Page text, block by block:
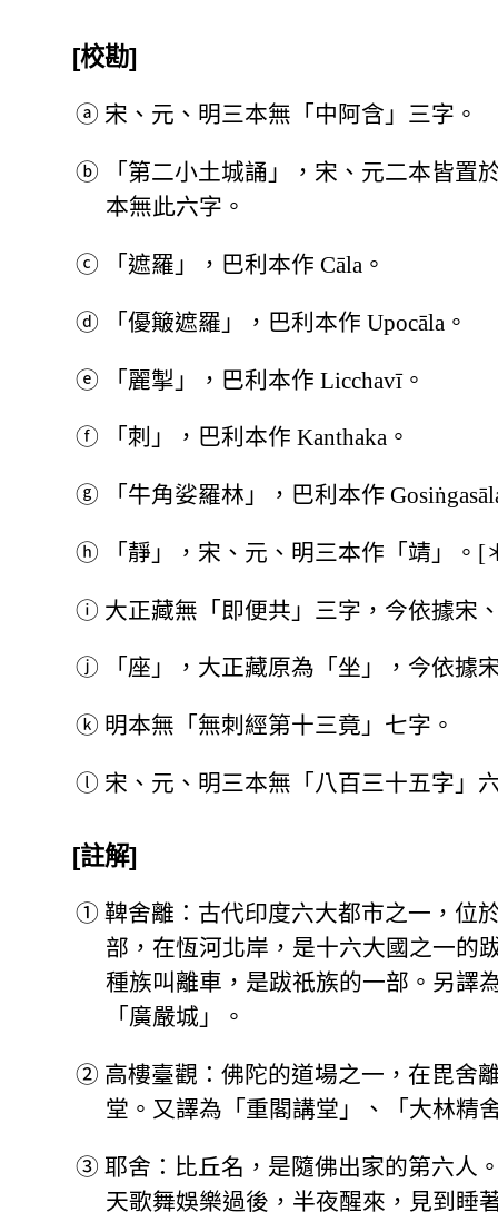
[校勘]
ⓐ 宋、元、明三本無「中阿含」三字。
ⓑ
「第二小土城誦」，宋、元二本皆置
本無此六字。
ⓒ 「遮羅」，巴利本作 Cāla。
ⓓ 「優簸遮羅」，巴利本作 Upocāla。
ⓔ 「麗掣」，巴利本作 Licchavī。
ⓕ 「刺」，巴利本作 Kanthaka。
ⓖ 「牛角娑羅林」，巴利本作
ⓗ 「靜」，宋、元、明三本作「靖」。[
ⓘ 大正藏無「即便共」三字，今依據宋
ⓙ 「座」，大正藏原為「坐」，今依據
ⓚ 明本無「無刺經第十三竟」七字。
ⓛ 宋、元、明三本無「八百三十五字」
[註解]
① 鞞舍離：古代印度六大都市之一，位
部，在恆河北岸，是十六大國之一的
種族叫離車，是跋祇族的一部。另譯
「廣嚴城」。
② 高樓臺觀：佛陀的道場之一，在毘舍
堂。又譯為「重閣講堂」、「大林精
③ 耶舍：比丘名，是隨佛出家的第六人
天歌舞娛樂過後，半夜醒來，見到睡